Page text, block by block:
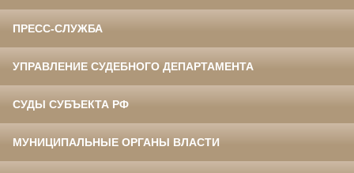
ПРЕСС-СЛУЖБА
УПРАВЛЕНИЕ СУДЕБНОГО ДЕПАРТАМЕНТА
СУДЫ СУБЪЕКТА РФ
МУНИЦИПАЛЬНЫЕ ОРГАНЫ ВЛАСТИ